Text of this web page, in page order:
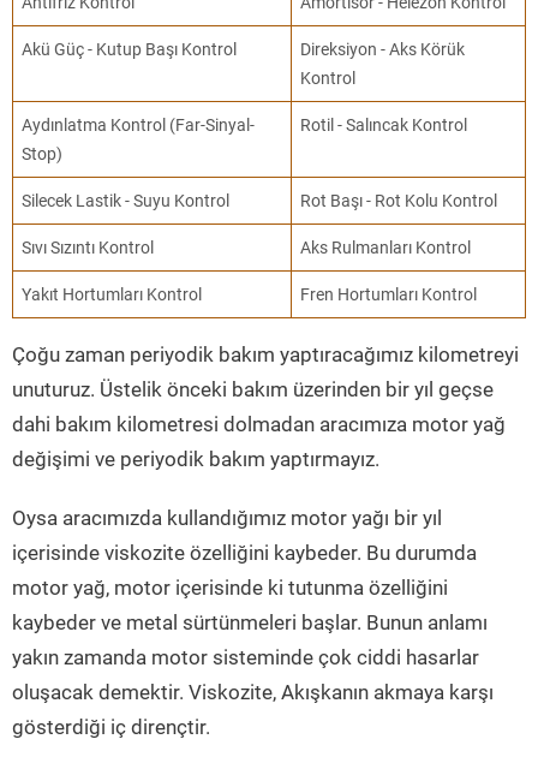
Akü Güç - Kutup Başı Kontrol
Direksiyon - Aks Körük
Kontrol
Aydınlatma Kontrol (Far-Sinyal-
Stop)
Rotil - Salıncak Kontrol
Silecek Lastik - Suyu Kontrol Rot Başı - Rot Kolu Kontrol
Sıvı Sızıntı Kontrol Aks Rulmanları Kontrol
Yakıt Hortumları Kontrol Fren Hortumları Kontrol
Çoğu zaman periyodik bakım yaptıracağımız kilometreyi
unuturuz. Üstelik önceki bakım üzerinden bir yıl geçse
dahi bakım kilometresi dolmadan aracımıza motor yağ
değişimi ve periyodik bakım yaptırmayız.
Oysa aracımızda kullandığımız motor yağı bir yıl
içerisinde viskozite özelliğini kaybeder. Bu durumda
motor yağ, motor içerisinde ki tutunma özelliğini
kaybeder ve metal sürtünmeleri başlar. Bunun anlamı
yakın zamanda motor sisteminde çok ciddi hasarlar
oluşacak demektir. Viskozite, Akışkanın akmaya karşı
gösterdiği iç dirençtir.